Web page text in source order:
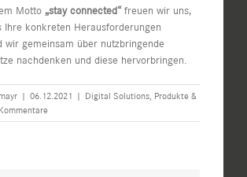
Motto „stay connected“freuen wir uns,
Ihre konkreten Herausforderungen
wir gemeinsam über nutzbringende
nachdenken und diese hervorbringen.
| 06.12.2021 | Digital Solutions, Produkte &